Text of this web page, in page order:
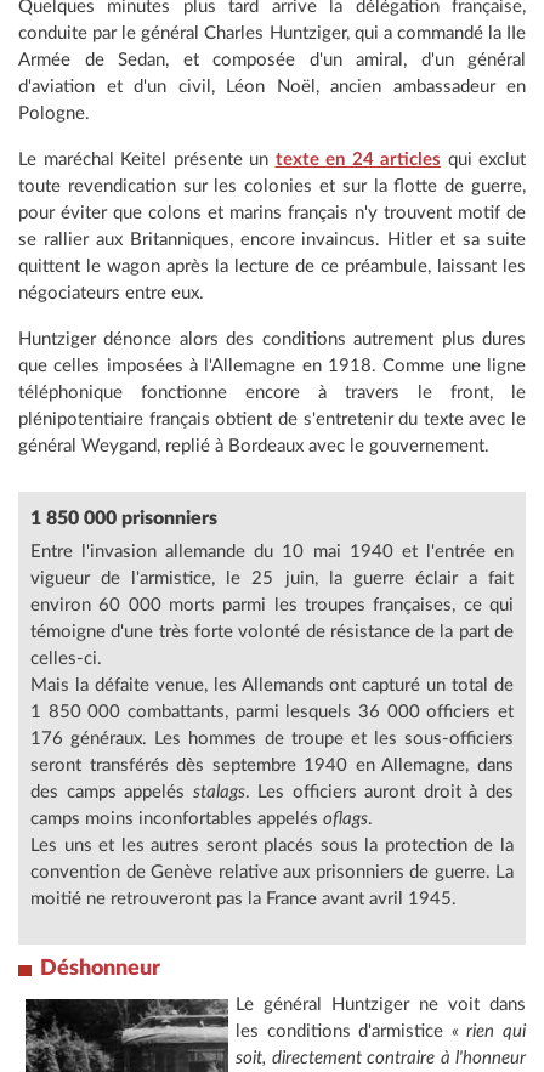
Quelques minutes plus tard arrive la délégation française,
conduite par le général Charles Huntziger, qui a commandé la IIe
Armée de Sedan, et composée d'un amiral, d'un général
d'aviation et d'un civil, Léon Noël, ancien ambassadeur en
Pologne.
Le maréchal Keitel présente un texte en 24 articles qui exclut
toute revendication sur les colonies et sur la flotte de guerre,
pour éviter que colons et marins français n'y trouvent motif de
se rallier aux Britanniques, encore invaincus. Hitler et sa suite
quittent le wagon après la lecture de ce préambule, laissant les
négociateurs entre eux.
Huntziger dénonce alors des conditions autrement plus dures
que celles imposées à l'Allemagne en 1918. Comme une ligne
téléphonique fonctionne encore à travers le front, le
plénipotentiaire français obtient de s'entretenir du texte avec le
général Weygand, replié à Bordeaux avec le gouvernement.
1 850 000 prisonniers
Entre l'invasion allemande du 10 mai 1940 et l'entrée en
vigueur de l'armistice, le 25 juin, la guerre éclair a fait
environ 60 000 morts parmi les troupes françaises, ce qui
témoigne d'une très forte volonté de résistance de la part de
celles-ci.
Mais la défaite venue, les Allemands ont capturé un total de
1 850 000 combattants, parmi lesquels 36 000 officiers et
176 généraux. Les hommes de troupe et les sous-officiers
seront transférés dès septembre 1940 en Allemagne, dans
des camps appelés stalags. Les officiers auront droit à des
camps moins inconfortables appelés oflags.
Les uns et les autres seront placés sous la protection de la
convention de Genève relative aux prisonniers de guerre. La
moitié ne retrouveront pas la France avant avril 1945.
Déshonneur
Le général Huntziger ne voit dans
les conditions d'armistice « rien qui
soit, directement contraire à l'honneur